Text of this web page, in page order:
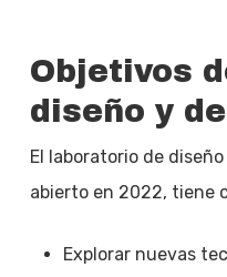
Objetivos
diseño y
El laboratorio de
abierto en 2022, tiene
Explorar nuevas